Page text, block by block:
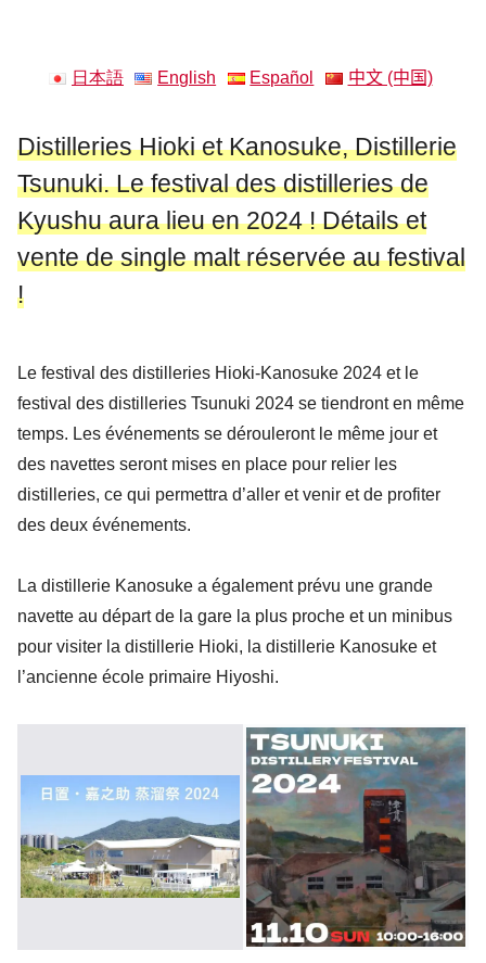
日本語 English Español 中文 (中国)
Distilleries Hioki et Kanosuke, Distillerie
Tsunuki. Le festival des distilleries de
Kyushu aura lieu en 2024 ! Détails et
vente de single malt réservée au festival
!
Le festival des distilleries Hioki-Kanosuke 2024 et le
festival des distilleries Tsunuki 2024 se tiendront en même
temps. Les événements se dérouleront le même jour et
des navettes seront mises en place pour relier les
distilleries, ce qui permettra d’aller et venir et de profiter
des deux événements.
La distillerie Kanosuke a également prévu une grande
navette au départ de la gare la plus proche et un minibus
pour visiter la distillerie Hioki, la distillerie Kanosuke et
l’ancienne école primaire Hiyoshi.